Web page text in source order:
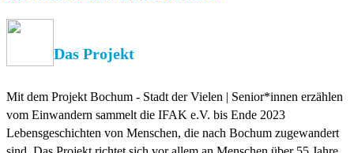
Das Projekt
Mit dem Projekt Bochum - Stadt der Vielen | Senior*innen erzählen
vom Einwandern sammelt die IFAK e.V. bis Ende 2023
Lebensgeschichten von Menschen, die nach Bochum zugewandert